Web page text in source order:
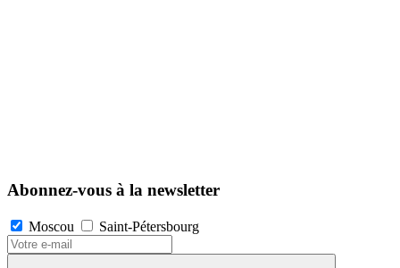
Abonnez-vous à la newsletter
Moscou Saint-Pétersbourg